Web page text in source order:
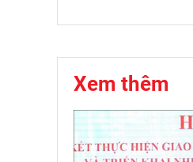
Xem thêm